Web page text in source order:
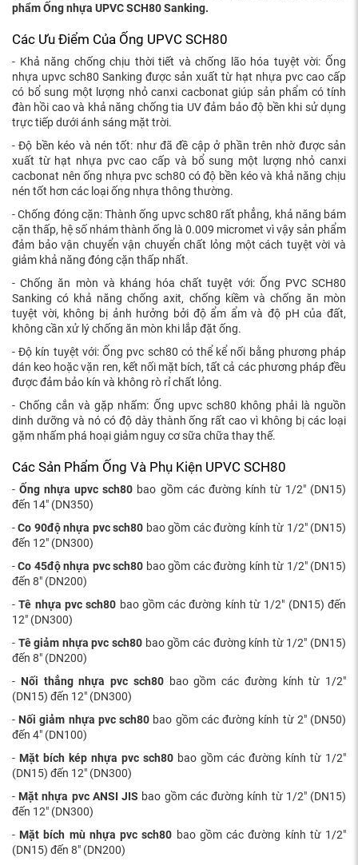
phẩm Ống nhựa UPVC SCH80 Sanking.
Các Ưu Điểm Của Ống UPVC SCH80
- Khả năng chống chịu thời tiết và chống lão hóa tuyệt vời: Ống
nhựa upvc sch80 Sanking được sản xuất từ hạt nhựa pvc cao cấp
có bổ sung một lượng nhỏ canxi cacbonat giúp sản phẩm có tính
đàn hồi cao và khả năng chống tia UV đảm bảo độ bền khi sử dụng
trực tiếp dưới ánh sáng mặt trời.
- Độ bền kéo và nén tốt: như đã đề cập ở phần trên nhờ được sản
xuất từ hạt nhựa pvc cao cấp và bổ sung một lượng nhỏ canxi
cacbonat nên ống nhựa pvc sch80 có độ bền kéo và khả năng chịu
nén tốt hơn các loại ống nhựa thông thường.
- Chống đóng cặn: Thành ống upvc sch80 rất phẳng, khả năng bám
cặn thấp, hệ số nhám thành ống là 0.009 micromet vì vậy sản phẩm
đảm bảo vận chuyển vận chuyển chất lỏng một cách tuyệt vời và
giảm khả năng đóng cặn thấp nhất.
- Chống ăn mòn và kháng hóa chất tuyệt với: Ống PVC SCH80
Sanking có khả năng chống axit, chống kiềm và chống ăn mòn
tuyệt vời, không bị ảnh hưởng bởi độ ẩm ẩm và độ pH của đất,
không cần xử lý chống ăn mòn khi lắp đặt ống.
- Độ kín tuyệt với: Ống pvc sch80 có thể kể nối bằng phương pháp
dán keo hoặc vặn ren, kết nối mặt bích, tất cả các phương pháp đều
được đảm bảo kín và không rò rỉ chất lỏng.
- Chống cắn và gặp nhấm: Ống upvc sch80 không phải là nguồn
dinh dưỡng và nó có độ dày thành ống rất cao vì không bị các loại
gặm nhấm phá hoại giảm nguy cơ sữa chữa thay thế.
Các Sản Phẩm Ống Và Phụ Kiện UPVC SCH80
-Ống nhựa upvc sch80 bao gồm các đường kính từ 1/2" (DN15)
đến 14" (DN350)
-Co 90độ nhựa pvc sch80 bao gồm các đường kính từ 1/2" (DN15)
đến 12" (DN300)
-Co 45độ nhựa pvc sch80 bao gồm các đường kính từ 1/2" (DN15)
đến 8" (DN200)
-Tê nhựa pvc sch80 bao gồm các đường kính từ 1/2" (DN15) đến
12" (DN300)
- Tê giảm nhựa pvc sch80 bao gồm các đường kính từ 1/2" (DN15)
đến 8" (DN200)
- Nối thẳng nhựa pvc sch80bao gồm các đường kính từ 1/2"
(DN15) đến 12" (DN300)
- Nối giảm nhựa pvc sch80 bao gồm các đường kính từ 2" (DN50)
đến 4" (DN100)
- Mặt bích kép nhựa pvc sch80 bao gồm các đường kính từ 1/2"
(DN15) đến 12" (DN300)
- Mặt nhựa pvc ANSI JIS bao gồm các đường kính từ 1/2" (DN15)
đến 12" (DN300)
- Mặt bích mù nhựa pvc sch80 bao gồm các đường kính từ 1/2"
(DN15) đến 8" (DN200)